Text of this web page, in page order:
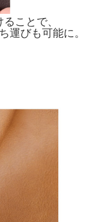
ことで、
運びも可能に。